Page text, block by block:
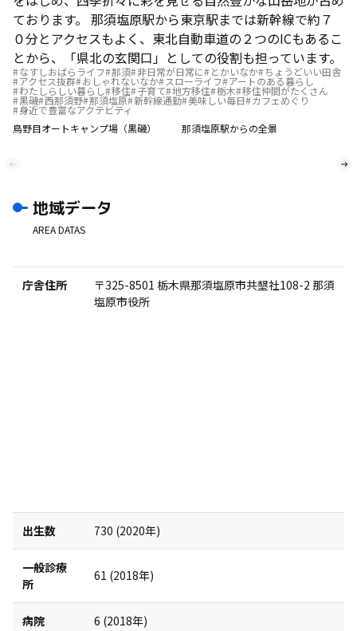
ております。 那須塩原駅から東京駅までは新幹線で約７
０分とアクセスもよく、東北自動車道の２つのICもあるこ
とから、「県北の玄関口」としての役割も担っています。
なすしおばらライフ 那須 非日常が日常に とかいなか ちょうどいい田舎
アクセス抜群 おしゃれないなか スローライフ アートのある暮らし
わたしらしい暮らし 移住 子育て 地方移住 栃木 移住仲間がたくさん
黒磯 西那須野 那須塩原 新幹線通勤 美味しい毎日 カフェめぐり
身近で豊富なアクテビティ
鳥野目オートキャンプ場（黒磯）
那須塩原駅からの全景
地域データ
AREA DATAS
庁舎住所 〒325-8501 栃木県那須塩原市共墾社108-2 那須
塩原市役所
出生数 730 (2020年)
一般診療
所
61 (2018年)
病院 6 (2018年)